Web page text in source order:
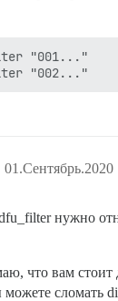
"001..."
01.Сентябрь.2020
нужно
что вам стоит
сломать